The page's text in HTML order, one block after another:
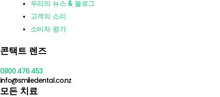
우리의 뉴스 & 블로그
고객의 소리
소비자 평가
콘택트 렌즈
0800 476 453
info@smiledental.co.nz
모든 치료